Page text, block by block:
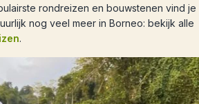
rondreizen en bouwstenen vind je
nog veel meer in Borneo: bekijk alle
.